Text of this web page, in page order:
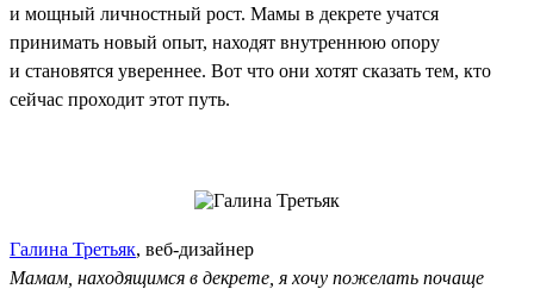
и мощный личностный рост. Мамы в декрете учатся
принимать новый опыт, находят внутреннюю опору
и становятся увереннее. Вот что они хотят сказать тем, кто
сейчас проходит этот путь.
Галина Третьяк, веб-дизайнер
Мамам, находящимся в декрете, я хочу пожелать почаще